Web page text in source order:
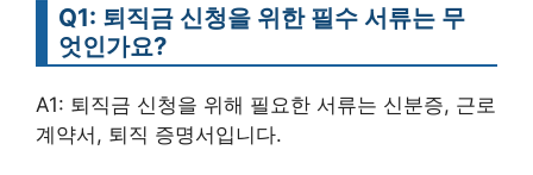
Q1: 퇴직금 신청을 위한 필수 서류는 무
엇인가요?
A1: 퇴직금 신청을 위해 필요한 서류는 신분증, 근로
계약서, 퇴직 증명서입니다.